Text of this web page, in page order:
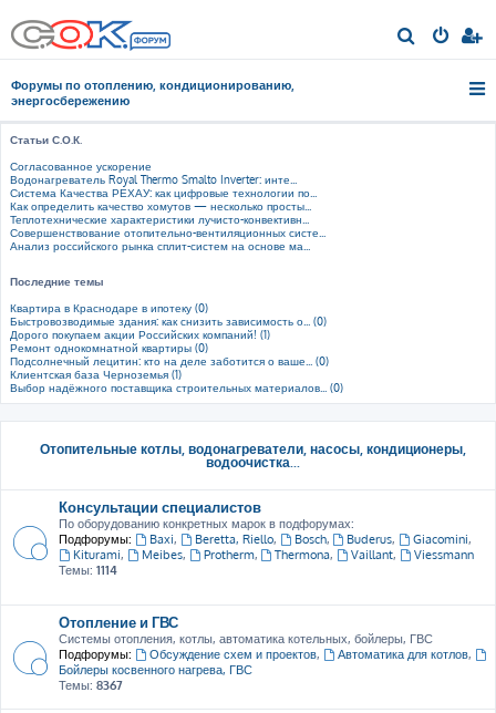
о
Форумы по отоплению, кондиционированию,
энергосбережению
Статьи С.О.К.
Согласованное ускорение
Водонагреватель Royal Thermo Smalto Inverter: инте...
Система Качества РЕХАУ: как цифровые технологии по...
Как определить качество хомутов — несколько просты...
Теплотехнические характеристики лучисто-конвективн...
Совершенствование отопительно-вентиляционных систе...
Анализ российского рынка сплит-систем на основе ма...
Последние темы
Квартира в Краснодаре в ипотеку (0)
Быстровозводимые здания: как снизить зависимость о... (0)
Дорого покупаем акции Российских компаний! (1)
Ремонт однокомнатной квартиры (0)
Подсолнечный лецитин: кто на деле заботится о ваше... (0)
Клиентская база Черноземья (1)
Выбор надёжного поставщика строительных материалов... (0)
Отопительные котлы, водонагреватели, насосы, кондиционеры,
водоочистка...
Консультации специалистов
По оборудованию конкретных марок в подфорумах:
Подфорумы:
Baxi, Beretta, Riello, Bosch, Buderus, Giacomini,
Kiturami, Meibes, Protherm, Thermona, Vaillant,
Viessmann
Темы: 1114
Отопление и ГВС
Системы отопления, котлы, автоматика котельных, бойлеры, ГВС
Подфорумы:
Обсуждение схем и проектов, Автоматика для котлов,
Бойлеры косвенного нагрева, ГВС
Темы: 8367